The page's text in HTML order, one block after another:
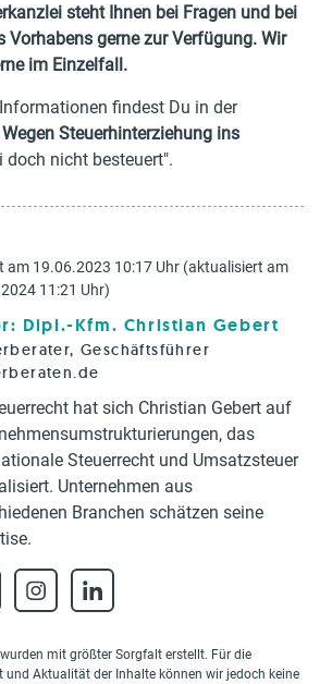
steht Ihnen bei Fragen und bei
Vorhabens gerne zur Verfügung. Wir
im Einzelfall.
findest Du in der
Steuerhinterziehung ins
doch nicht besteuert".
am 19.06.2023 10:17 Uhr (aktualisiert am
11:21 Uhr)
Dipl.-Kfm. Christian Gebert
Geschäftsführer
hat sich Christian Gebert auf
das
Steuerrecht und Umsatzsteuer
Unternehmen aus
Branchen schätzen seine
mit größter Sorgfalt erstellt. Für die
und Aktualität der Inhalte können wir jedoch keine